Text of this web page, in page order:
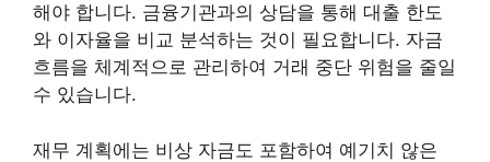
해야 합니다. 금융기관과의 상담을 통해 대출 한도
와 이자율을 비교 분석하는 것이 필요합니다. 자금
흐름을 체계적으로 관리하여 거래 중단 위험을 줄일
수 있습니다.
재무 계획에는 비상 자금도 포함하여 예기치 않은